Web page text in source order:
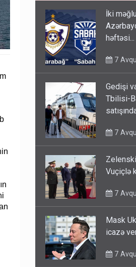
7
Media
hüquq
İki
həftəsi...
7
Gedişi
Tbilisi-
7
Vuçiçlə
7
Mask
icazə
7